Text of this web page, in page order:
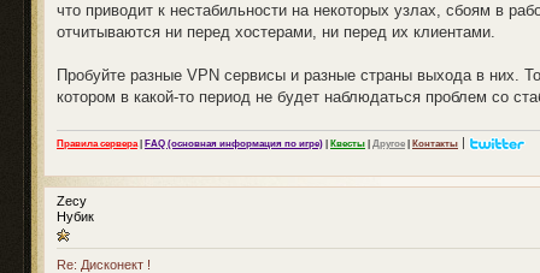
что приводит к нестабильности на некоторых узлах, сбоям в
отчитываются ни перед хостерами, ни перед их клиентами.
Пробуйте разные VPN сервисы и разные страны выхода в них.
котором в какой-то период не будет наблюдаться проблем со
Правила сервера| FAQ (основная информация по игре) Квесты Другое Контакты |
Zecy
Нубик
Re: Дисконект !